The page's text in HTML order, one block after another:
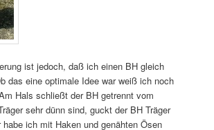
ist jedoch, daß ich einen BH gleich
das eine optimale Idee war weiß ich noch
Hals schließt der BH getrennt vom
sehr dünn sind, guckt der BH Träger
habe ich mit Haken und genähten Ösen